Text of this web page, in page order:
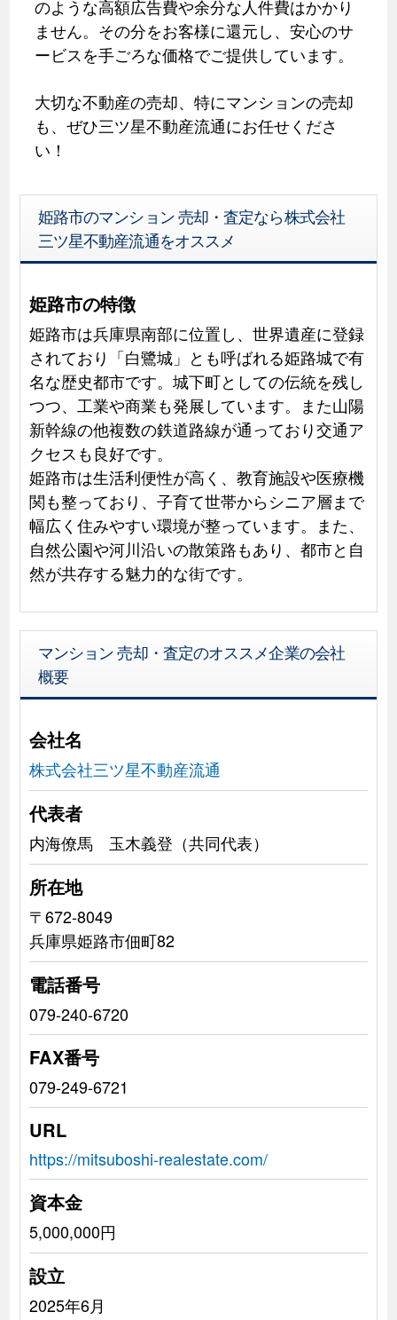
のような高額広告費や余分な人件費はかかり
ません。その分をお客様に還元し、安心のサ
ービスを手ごろな価格でご提供しています。
大切な不動産の売却、特にマンションの売却
も、ぜひ三ツ星不動産流通にお任せくださ
い！
姫路市のマンション 売却・査定なら株式会社
三ツ星不動産流通をオススメ
姫路市の特徴
姫路市は兵庫県南部に位置し、世界遺産に登録
されており「白鷺城」とも呼ばれる姫路城で有
名な歴史都市です。城下町としての伝統を残し
つつ、工業や商業も発展しています。また山陽
新幹線の他複数の鉄道路線が通っており交通ア
クセスも良好です。
姫路市は生活利便性が高く、教育施設や医療機
関も整っており、子育て世帯からシニア層まで
幅広く住みやすい環境が整っています。また、
自然公園や河川沿いの散策路もあり、都市と自
然が共存する魅力的な街です。
マンション 売却・査定のオススメ企業の会社
概要
会社名
株式会社三ツ星不動産流通
代表者
内海僚馬 玉木義登（共同代表）
所在地
〒672-8049
兵庫県姫路市佃町82
電話番号
079-240-6720
FAX番号
079-249-6721
URL
https://mitsuboshi-realestate.com/
資本金
5,000,000円
設立
2025年6月